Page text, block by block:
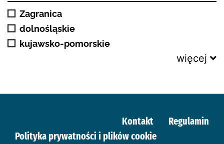
Zagranica
dolnośląskie
kujawsko-pomorskie
więcej
Kontakt
Regulamin
Polityka prywatności i plików cookie